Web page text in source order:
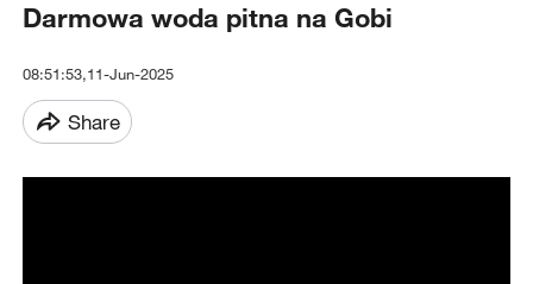
Darmowa woda pitna na Gobi
08:51:53,11-Jun-2025
Share